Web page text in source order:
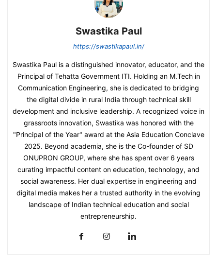
Swastika Paul
https://swastikapaul.in/
Swastika Paul is a distinguished innovator, educator, and the
Principal of Tehatta Government ITI. Holding an M.Tech in
Communication Engineering, she is dedicated to bridging
the digital divide in rural India through technical skill
development and inclusive leadership. A recognized voice in
grassroots innovation, Swastika was honored with the
"Principal of the Year" award at the Asia Education Conclave
2025. Beyond academia, she is the Co-founder of SD
ONUPRON GROUP, where she has spent over 6 years
curating impactful content on education, technology, and
social awareness. Her dual expertise in engineering and
digital media makes her a trusted authority in the evolving
landscape of Indian technical education and social
entrepreneurship.